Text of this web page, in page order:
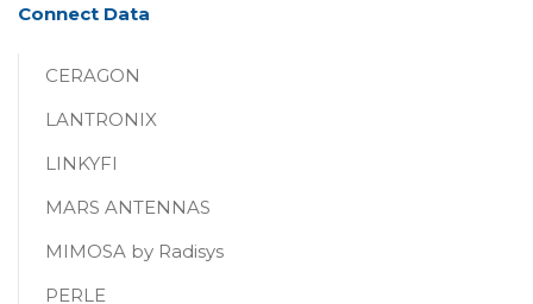
Connect Data
CERAGON
LANTRONIX
LINKYFI
MARS ANTENNAS
MIMOSA by Radisys
PERLE